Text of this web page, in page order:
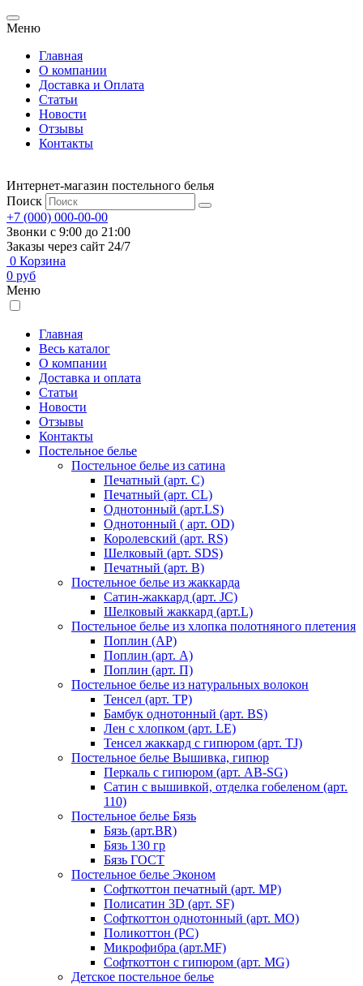
Меню
Главная
О компании
Доставка и Оплата
Статьи
Новости
Отзывы
Контакты
Интернет-магазин постельного белья
Поиск
+7 (000) 000-00-00
Звонки с 9:00 до 21:00
Заказы через сайт 24/7
0 Корзина
0 руб
Меню
Главная
Весь каталог
О компании
Доставка и оплата
Статьи
Новости
Отзывы
Контакты
Постельное белье
Постельное белье из сатина
Печатный (арт. С)
Печатный (арт. СL)
Однотонный (арт.LS)
Однотонный ( арт. OD)
Королевский (арт. RS)
Шелковый (арт. SDS)
Печатный (арт. В)
Постельное белье из жаккарда
Сатин-жаккард (арт. JC)
Шелковый жаккард (арт.L)
Постельное белье из хлопка полотняного плетения
Поплин (AP)
Поплин (арт. А)
Поплин (арт. П)
Постельное белье из натуральных волокон
Тенсел (арт. ТР)
Бамбук однотонный (арт. BS)
Лен с хлопком (арт. LE)
Тенсел жаккард с гипюром (арт. TJ)
Постельное белье Вышивка, гипюр
Перкаль с гипюром (арт. AB-SG)
Сатин с вышивкой, отделка гобеленом (арт.
110)
Постельное белье Бязь
Бязь (арт.BR)
Бязь 130 гр
Бязь ГОСТ
Постельное белье Эконом
Софткоттон печатный (арт. MР)
Полисатин 3D (арт. SF)
Софткоттон однотонный (арт. MO)
Поликоттон (PC)
Микрофибра (арт.MF)
Софткоттон с гипюром (арт. MG)
Детское постельное белье